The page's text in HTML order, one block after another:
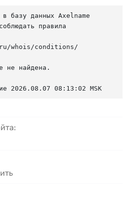
в базу данных Axelname
правила
whois/conditions/
не найдена.
2026.08.07 08:13:02 MSK